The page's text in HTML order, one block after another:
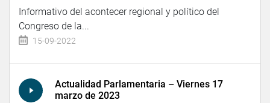
Informativo del acontecer regional y político del
Congreso de la...
15-09-2022
Actualidad Parlamentaria – Viernes 17
marzo de 2023